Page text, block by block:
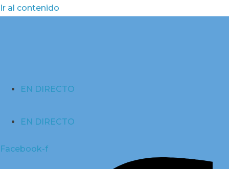
Ir al contenido
EN DIRECTO
EN DIRECTO
Facebook-f